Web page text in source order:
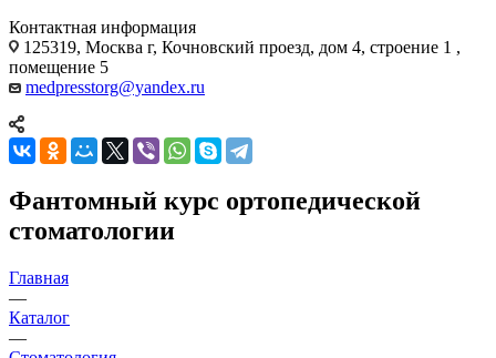
Контактная информация
125319, Москва г, Кочновский проезд, дом 4, строение 1 ,
помещение 5
medpresstorg@yandex.ru
Фантомный курс ортопедической
стоматологии
Главная
—
Каталог
—